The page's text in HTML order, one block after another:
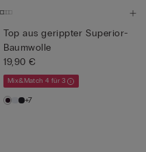
Top aus gerippter Superior-
Baumwolle
19,90 €
Mix&Match 4 für 3
+7